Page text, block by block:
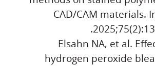
CAD/CAM materials.
Elsahn NA, et al.
hydrogen peroxide